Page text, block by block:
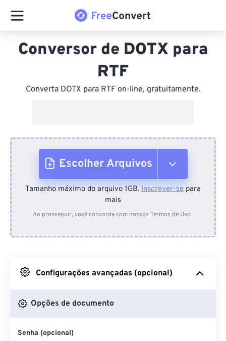
Conversor de DOTX para
RTF
Converta DOTX para RTF on-line, gratuitamente.
Escolher Arquivos
Do dispositivo
Do Google Drive
Do OneDrive
Da URL
Tamanho máximo do arquivo 1GB. Inscrever-se para
mais
Ao prosseguir, você concorda com nossos Termos de Uso .
Configurações avançadas (opcional)
Opções de documento
Senha (opcional)